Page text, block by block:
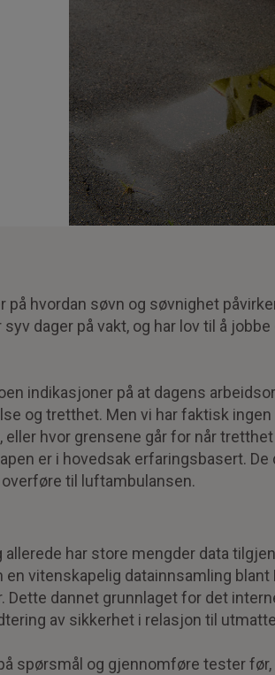
hvordan søvn og søvnighet
dager på vakt, og har lov til å
indikasjoner på at dagens
og tretthet. Men vi har faktisk
hvor grensene går for når
er i hovedsak erfaringsbasert. De
til luftambulansen.
har store mengder data
vitenskapelig datainnsamling blant
dannet grunnlaget for det
av sikkerhet i relasjon til
spørsmål og gjennomføre tester